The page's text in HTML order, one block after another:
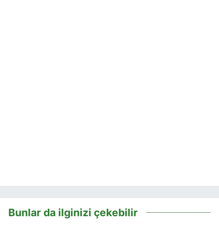
Bunlar da ilginizi çekebilir